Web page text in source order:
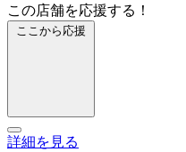
この店舗を応援する！
ここから応援
詳細を見る